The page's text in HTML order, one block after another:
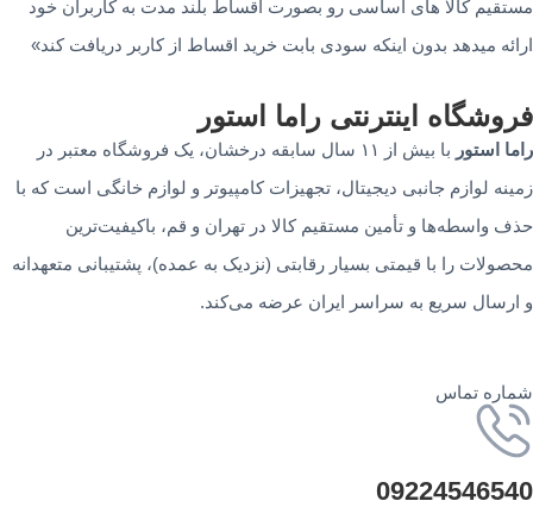
مستقیم کالا های اساسی رو بصورت اقساط بلند مدت به کاربران خود
ارائه میدهد بدون اینکه سودی بابت خرید اقساط از کاربر دریافت کند»
فروشگاه‌ اینترنتی‌ راما استور
راما استور
با بیش از ۱۱ سال سابقه درخشان، یک فروشگاه معتبر در
زمینه لوازم جانبی دیجیتال، تجهیزات کامپیوتر و لوازم خانگی است که با
حذف واسطه‌ها و تأمین مستقیم کالا در تهران و قم، باکیفیت‌ترین
محصولات را با قیمتی بسیار رقابتی (نزدیک به عمده)، پشتیبانی متعهدانه
و ارسال سریع به سراسر ایران عرضه می‌کند.
شماره تماس
09224546540